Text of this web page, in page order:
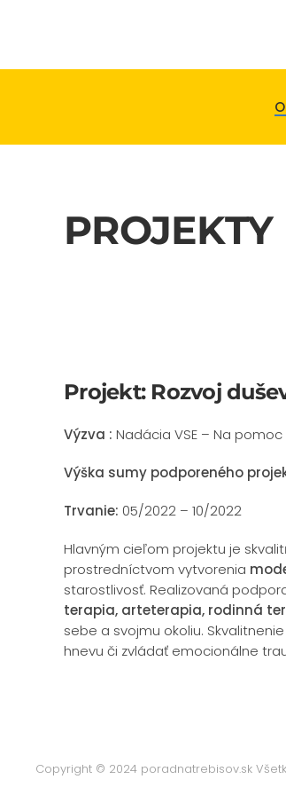
PROJEKTY
Projekt: Rozvoj
Výzva : Nadácia VSE – Na
Výška sumy podporeného
Trvanie: 05/2022 – 10/2022
Hlavným cieľom projektu je
prostredníctvom vytvorenia
starostlivosť. Realizovaná
terapia, arteterapia, rodinná
sebe a svojmu okoliu.
hnevu či zvládať emocionálne
Copyright © 2024 poradnatrebisov.sk